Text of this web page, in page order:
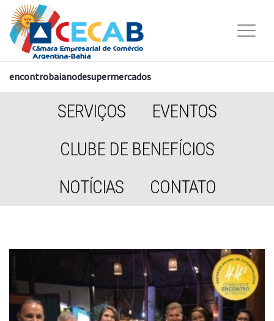
encontrobaianodesupermercados
SERVIÇOS
EVENTOS
CLUBE DE BENEFÍCIOS
NOTÍCIAS
CONTATO